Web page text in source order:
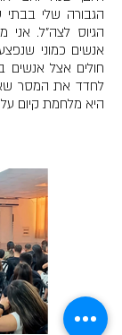
הגבורה שלי בבתי
הגיוס לצה"ל. אני
אנשים כמוני
חולים אצל אנשים
לחדד את המסר
היא מלחמת קיום